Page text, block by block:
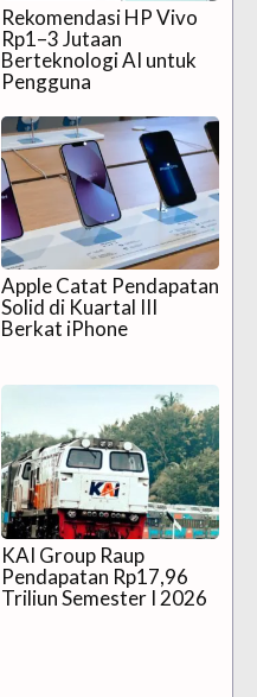
Rekomendasi HP Vivo
Rp1–3 Jutaan
Berteknologi AI untuk
Pengguna
Apple Catat Pendapatan
Solid di Kuartal III
Berkat iPhone
KAI Group Raup
Pendapatan Rp17,96
Triliun Semester I 2026